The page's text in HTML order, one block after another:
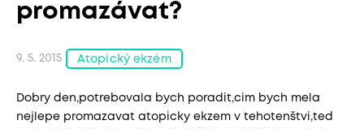
promazávat?
9. 5. 2015 Atopický ekzém
Dobry den,potrebovala bych poradit,cim bych mela
nejlepe promazavat atopicky ekzem v tehotenštvi,ted